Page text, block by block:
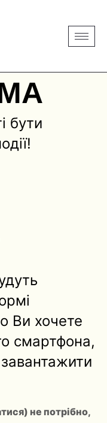
бути
Ви хочете
смартфона,
не потрібно,